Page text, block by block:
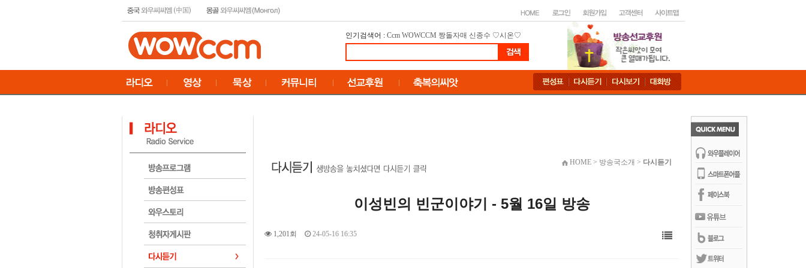
인기검색어 : Ccm WOWCCM 짱돌자매 신종수 ♡시온♡
HOME > 방송국소개 > 다시듣기
이성빈의 빈군이야기 - 5월 16일 방송
1,201회 24-05-16 16:35